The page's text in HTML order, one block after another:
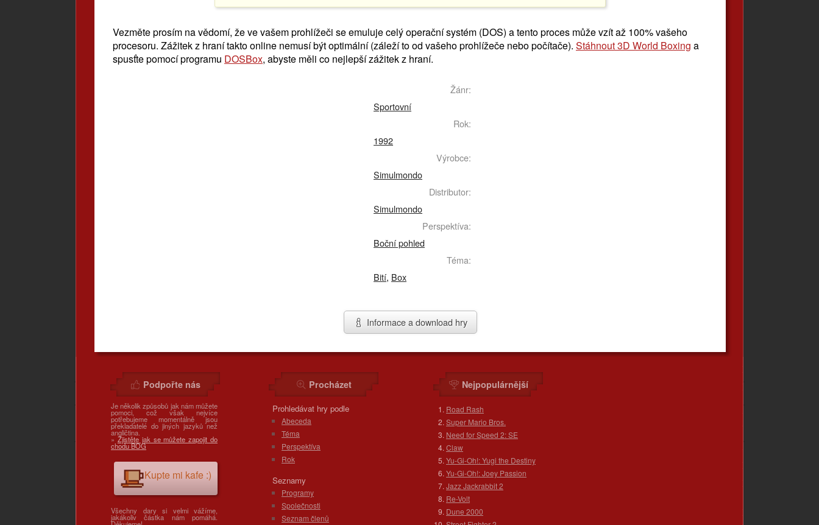
Vezměte prosím na vědomí, že ve vašem prohlížeči se emuluje celý operační systém (DOS) a tento proces může vzít až 100% vašeho
procesoru. Zážitek z hraní takto online nemusí být optimální (záleží to od vašeho prohlížeče nebo počítače). Stáhnout 3D World Boxing a
spusťte pomocí programu DOSBox, abyste měli co nejlepší zážitek z hraní.
Žánr:
Sportovní
Rok:
1992
Výrobce:
Simulmondo
Distributor:
Simulmondo
Perspektíva:
Boční pohled
Téma:
Bití, Box
Informace a download hry
Podpořte nás
Je několik způsobů jak nám můžete
pomoci, což však nejvíce
potřebujeme momentálně jsou
překladatelé do jiných jazyků než
angličtina.
»Zjistěte jak se můžete zapojit do
chodu BOG
Kupte mi kafe :)
Všechny dary si velmi vážíme,
jakákoliv částka nám pomáhá.
Procházet
Prohledávat hry podle
Abeceda
Téma
Perspektíva
Rok
Seznamy
Programy
Společnosti
Seznam členů
Nejpopulárnější
Road Rash
Super Mario Bros.
Need for Speed 2: SE
Claw
Yu-Gi-Oh!: Yugi the Destiny
Yu-Gi-Oh!: Joey Passion
Jazz Jackrabbit 2
Re-Volt
Dune 2000